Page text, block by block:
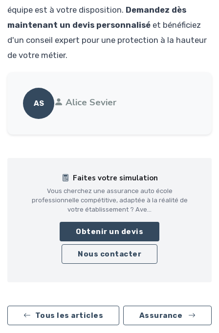
équipe est à votre disposition. Demandez dès
maintenant un devis personnalisé et bénéficiez
d'un conseil expert pour une protection à la hauteur
de votre métier.
AS Alice Sevier
Faites votre simulation
Vous cherchez une assurance auto école
professionnelle compétitive, adaptée à la réalité de
votre établissement ? Ave...
Obtenir un devis
Nous contacter
Tous les articles Assurance